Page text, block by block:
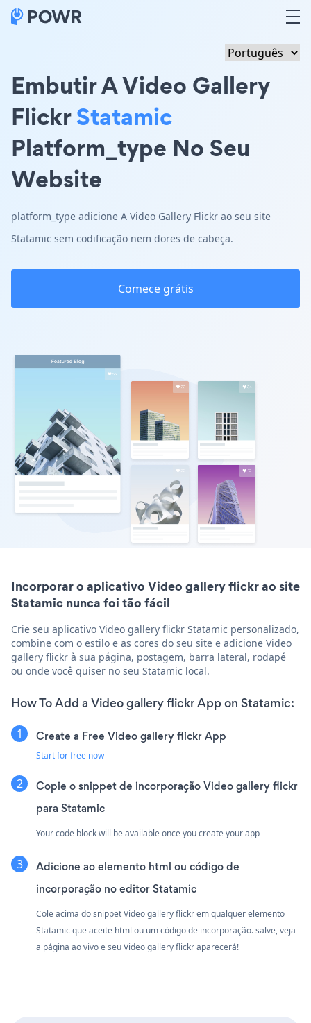
Embutir A Video Gallery
FlickrStatamic
Platform_type No Seu
Website
platform_type adicione A Video Gallery Flickr ao seu site
Statamic sem codificação nem dores de cabeça.
Comece grátis
Incorporar o aplicativo Video gallery flickr ao site
Statamic nunca foi tão fácil
Crie seu aplicativo Video gallery flickr Statamic personalizado,
combine com o estilo e as cores do seu site e adicione Video
gallery flickr à sua página, postagem, barra lateral, rodapé
ou onde você quiser no seu Statamic local.
How To Add a Video gallery flickr App on Statamic:
Create a Free Video gallery flickr App
Start for free now
Copie o snippet de incorporação Video gallery flickr
para Statamic
Your code block will be available once you create your app
Adicione ao elemento html ou código de
incorporação no editor Statamic
Cole acima do snippet Video gallery flickr em qualquer elemento
Statamic que aceite html ou um código de incorporação. salve, veja
a página ao vivo e seu Video gallery flickr aparecerá!